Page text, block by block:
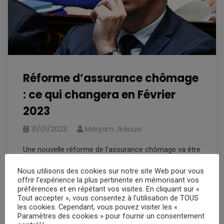
Réforme d’assurance chômage
: ce qui changera en Février
2023
31/01/2023 Maryam Jkaoua
Une nouvelle réforme de l’assurance chômage va être
celle de 2019. Selon le gouvernement, cette réforme
est venue adapter quelques règles à la nouvelle
conjoncture économique. La nouvelle loi repose
notamment sur des règles d’indemnisation, qui sont
Nous utilisons des cookies sur notre site Web pour vous
offrir l'expérience la plus pertinente en mémorisant vos
préférences et en répétant vos visites. En cliquant sur «
Tout accepter », vous consentez à l'utilisation de TOUS
les cookies. Cependant, vous pouvez visiter les «
Paramètres des cookies » pour fournir un consentement